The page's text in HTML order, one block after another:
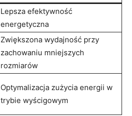
Lepsza efektywność
energetyczna
Zwiększona wydajność przy
zachowaniu mniejszych
rozmiarów
Optymalizacja zużycia energii w
trybie wyścigowym